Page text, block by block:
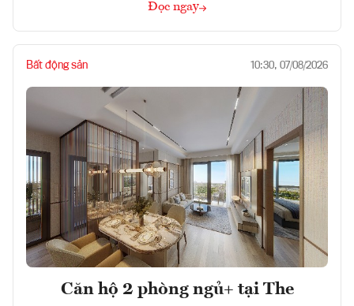
Đọc ngay
Bất động sản 10:30, 07/08/2026
Căn hộ 2 phòng ngủ+ tại The